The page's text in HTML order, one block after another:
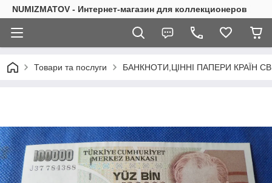
NUMIZMATOV - Интернет-магазин для коллекционеров
Товари та послуги БАНКНОТИ,ЦІННІ ПАПЕРИ КРАЇН